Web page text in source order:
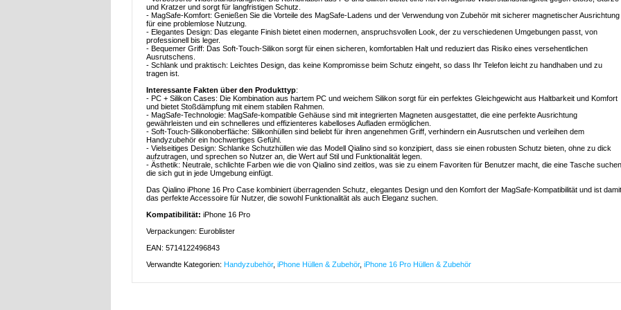
und Kratzer und sorgt für langfristigen Schutz.
- MagSafe-Komfort: Genießen Sie die Vorteile des MagSafe-Ladens und der Verwendung von Zubehör mit sicherer magnetischer Ausrichtung
für eine problemlose Nutzung.
- Elegantes Design: Das elegante Finish bietet einen modernen, anspruchsvollen Look, der zu verschiedenen Umgebungen passt, von
professionell bis leger.
- Bequemer Griff: Das Soft-Touch-Silikon sorgt für einen sicheren, komfortablen Halt und reduziert das Risiko eines versehentlichen
Ausrutschens.
- Schlank und praktisch: Leichtes Design, das keine Kompromisse beim Schutz eingeht, so dass Ihr Telefon leicht zu handhaben und zu
tragen ist.
Interessante Fakten über den Produkttyp:
- PC + Silikon Cases: Die Kombination aus hartem PC und weichem Silikon sorgt für ein perfektes Gleichgewicht aus Haltbarkeit und Komfort
und bietet Stoßdämpfung mit einem stabilen Rahmen.
- MagSafe-Technologie: MagSafe-kompatible Gehäuse sind mit integrierten Magneten ausgestattet, die eine perfekte Ausrichtung
gewährleisten und ein schnelleres und effizienteres kabelloses Aufladen ermöglichen.
- Soft-Touch-Silikonoberfläche: Silikonhüllen sind beliebt für ihren angenehmen Griff, verhindern ein Ausrutschen und verleihen dem
Handyzubehör ein hochwertiges Gefühl.
- Vielseitiges Design: Schlanke Schutzhüllen wie das Modell Qialino sind so konzipiert, dass sie einen robusten Schutz bieten, ohne zu dick
aufzutragen, und sprechen so Nutzer an, die Wert auf Stil und Funktionalität legen.
- Ästhetik: Neutrale, schlichte Farben wie die von Qialino sind zeitlos, was sie zu einem Favoriten für Benutzer macht, die eine Tasche
die sich gut in jede Umgebung einfügt.
Das Qialino iPhone 16 Pro Case kombiniert überragenden Schutz, elegantes Design und den Komfort der MagSafe-Kompatibilität und ist damit
das perfekte Accessoire für Nutzer, die sowohl Funktionalität als auch Eleganz suchen.
Kompatibilität: iPhone 16 Pro
Verpackungen: Euroblister
EAN: 5714122496843
Verwandte Kategorien: Handyzubehör, iPhone Hüllen & Zubehör, iPhone 16 Pro Hüllen & Zubehör